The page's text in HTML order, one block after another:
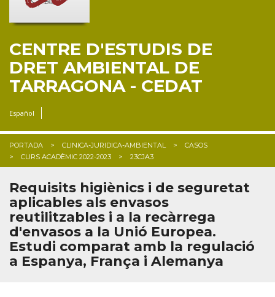
Clínica Jurídica Ambiental URV
PUBLICACIONS
COL·LABORA
BLOG
CENTRE D'ESTUDIS DE
DRET AMBIENTAL DE
TARRAGONA - CEDAT
Español
PORTADA CLINICA-JURIDICA-AMBIENTAL
CASOS
CURS ACADÈMIC 2022-2023
23CJA3
Requisits higiènics i de seguretat
aplicables als envasos
reutilitzables i a la recàrrega
d'envasos a la Unió Europea.
Estudi comparat amb la regulació
a Espanya, França i Alemanya